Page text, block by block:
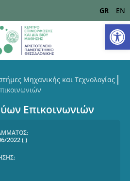
GR EN
Μηχανικής και Τεχνολογίας
Επικοινωνιών
2022()